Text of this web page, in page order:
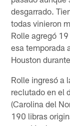
desgarrado.
todas vinieron
Rolle agregó
esa temporada
Houston
Rolle ingresó a
reclutado en el
(Carolina del
190 libras